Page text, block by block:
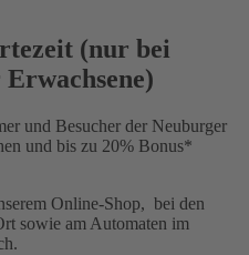
(nur bei
und Besucher der Neuburger
und bis zu 20% Bonus*
Online-Shop, bei den
sowie am Automaten im